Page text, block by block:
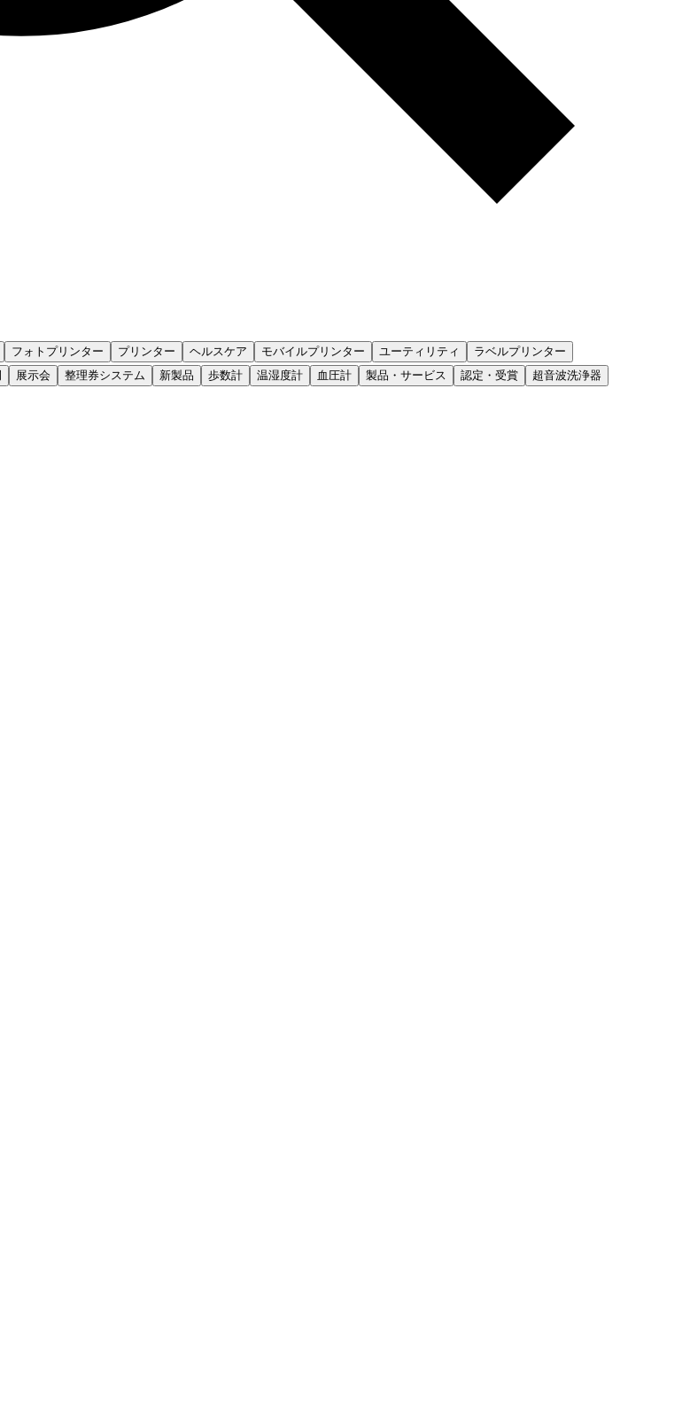
フォトプリンター プリンター ヘルスケア モバイルプリンター ユーティリティ
ラベルプリンター
展示会 整理券システム 新製品 歩数計 温湿度計 血圧計 製品・サービス 認定・受賞 超音波洗浄器